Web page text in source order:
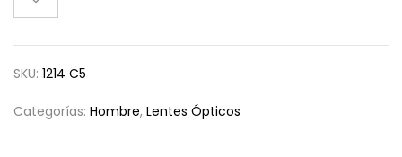
SKU: 1214 C5
Categorías: Hombre, Lentes Ópticos